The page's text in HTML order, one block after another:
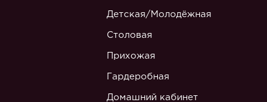
Детская/Молодёжная
Столовая
Прихожая
Гардеробная
Домашний кабинет